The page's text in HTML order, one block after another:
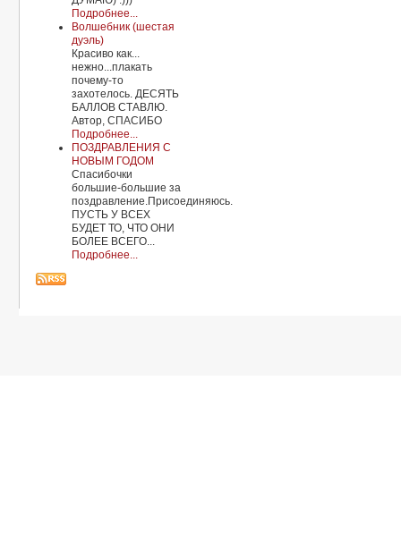
Подробнее...
Волшебник (шестая
дуэль)
Красиво как...
нежно...плакать
почему-то
захотелось. ДЕСЯТЬ
БАЛЛОВ СТАВЛЮ.
Автор, СПАСИБО
Подробнее...
ПОЗДРАВЛЕНИЯ С
НОВЫМ ГОДОМ
Спасибочки
большие-большие за
поздравление.Присоединяюсь.
ПУСТЬ У ВСЕХ
БУДЕТ ТО, ЧТО ОНИ
БОЛЕЕ ВСЕГО...
Подробнее...